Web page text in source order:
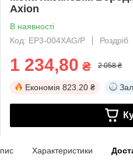
Axion
В наявності
Код: EP3-004XAG/P
Роздріб
1 234,80 ₴ 2 058 ₴
Економія 823.20 ₴
Характеристики